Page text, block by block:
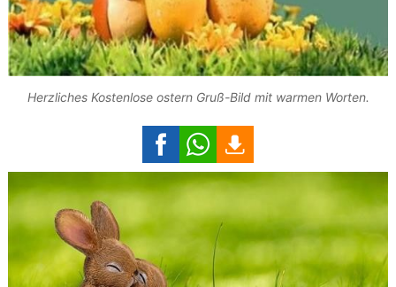
Herzliches Kostenlose ostern Gruß-Bild mit warmen Worten.